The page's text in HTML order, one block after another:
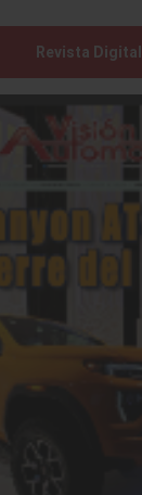
Revista Digital